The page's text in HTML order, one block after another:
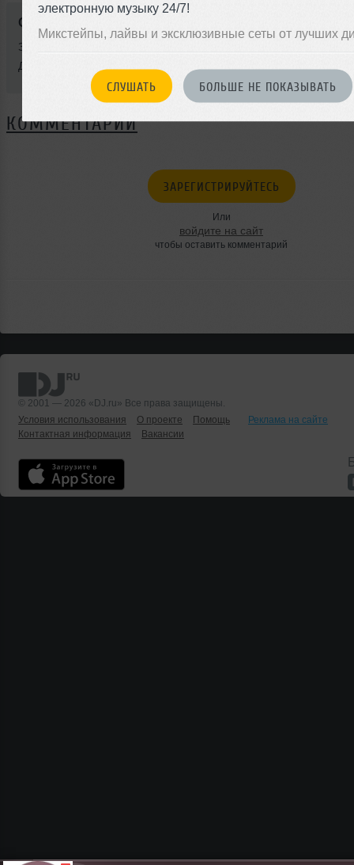
электронную музыку 24/7!
Микстейпы, лайвы и эксклюзивные сеты от лучших
СЛУШАТЬ БОЛЬШЕ НЕ ПОКАЗЫВАТЬ
Стиль:
Записан: 20 января 2016
Добавлен: 01 февраля 2017, 19:02
КОММЕНТАРИИ
ЗАРЕГИСТРИРУЙТЕСЬ
Или
войдите на сайт
чтобы оставить комментарий
© 2001 — 2026 «DJ.ru» Все права защищены.
Условия использования
О проекте Помощь
Реклама на сайте
Контактная информация
Вакансии